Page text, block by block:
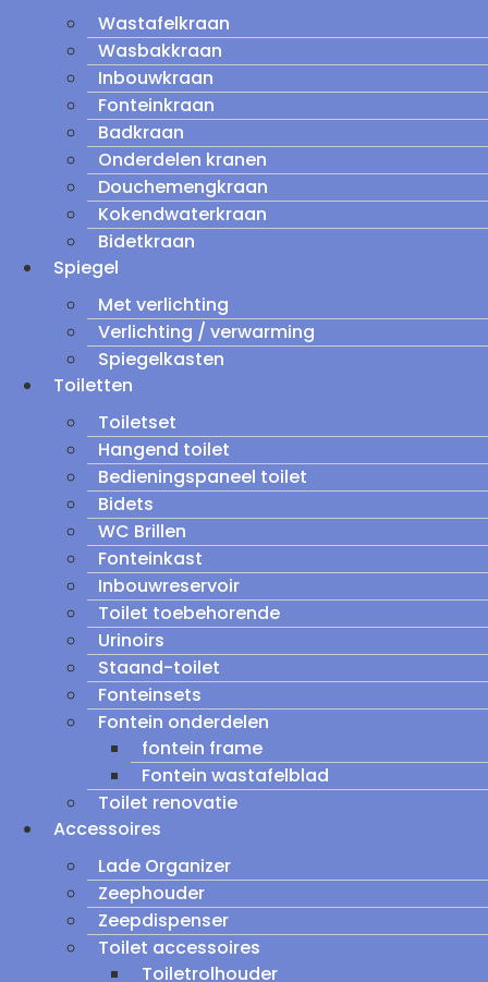
Wastafelkraan
Wasbakkraan
Inbouwkraan
Fonteinkraan
Badkraan
Onderdelen kranen
Douchemengkraan
Kokendwaterkraan
Bidetkraan
Spiegel
Met verlichting
Verlichting / verwarming
Spiegelkasten
Toiletten
Toiletset
Hangend toilet
Bedieningspaneel toilet
Bidets
WC Brillen
Fonteinkast
Inbouwreservoir
Toilet toebehorende
Urinoirs
Staand-toilet
Fonteinsets
Fontein onderdelen
fontein frame
Fontein wastafelblad
Toilet renovatie
Accessoires
Lade Organizer
Zeephouder
Zeepdispenser
Toilet accessoires
Toiletrolhouder